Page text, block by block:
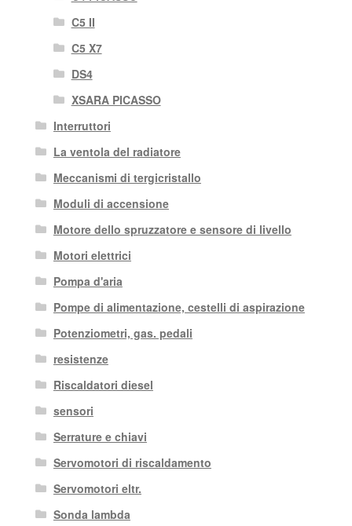
C5 II
C5 X7
DS4
XSARA PICASSO
Interruttori
La ventola del radiatore
Meccanismi di tergicristallo
Moduli di accensione
Motore dello spruzzatore e sensore di livello
Motori elettrici
Pompa d'aria
Pompe di alimentazione, cestelli di aspirazione
Potenziometri, gas. pedali
resistenze
Riscaldatori diesel
sensori
Serrature e chiavi
Servomotori di riscaldamento
Servomotori eltr.
Sonda lambda